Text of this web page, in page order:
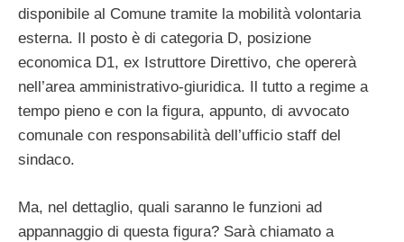
disponibile al Comune tramite la mobilità volontaria
esterna. Il posto è di categoria D, posizione
economica D1, ex Istruttore Direttivo, che opererà
nell’area amministrativo-giuridica. Il tutto a regime a
tempo pieno e con la figura, appunto, di avvocato
comunale con responsabilità dell’ufficio staff del
sindaco.
Ma, nel dettaglio, quali saranno le funzioni ad
appannaggio di questa figura? Sarà chiamato a